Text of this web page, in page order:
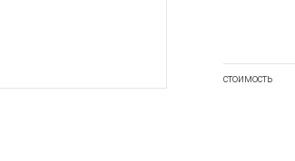
стоимость